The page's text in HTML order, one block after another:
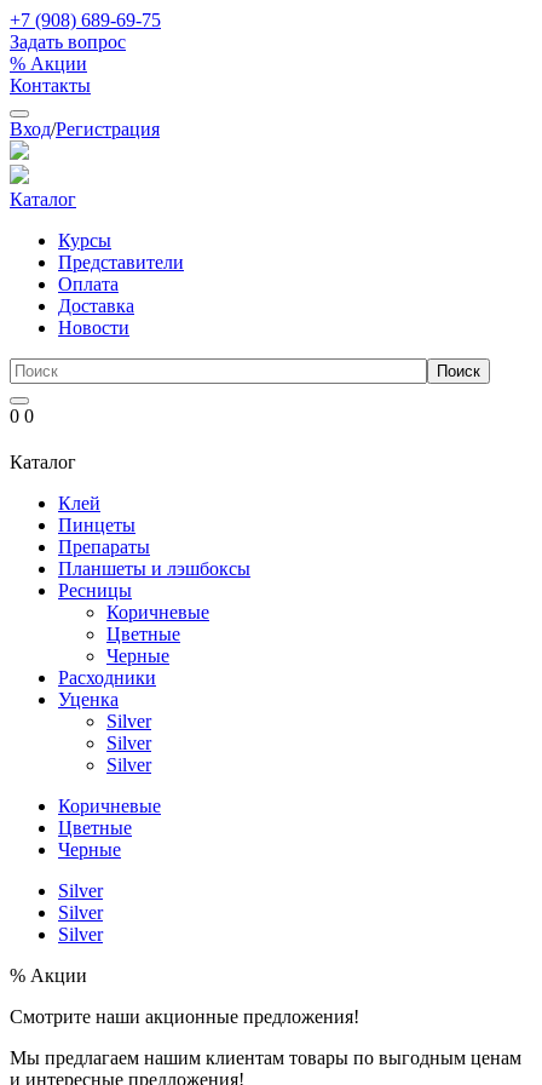
+7 (908) 689-69-75
Задать вопрос
% Акции
Контакты
Вход/Регистрация
Каталог
Курсы
Представители
Оплата
Доставка
Новости
0 0
Каталог
Клей
Пинцеты
Препараты
Планшеты и лэшбоксы
Ресницы
Коричневые
Цветные
Черные
Расходники
Уценка
Silver
Silver
Silver
Коричневые
Цветные
Черные
Silver
Silver
Silver
% Акции
Смотрите наши акционные предложения!
Мы предлагаем нашим клиентам товары по выгодным ценам
и интересные предложения!